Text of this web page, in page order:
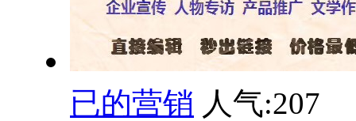
已的营销 人气:207